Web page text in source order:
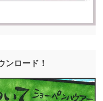
ンロード！